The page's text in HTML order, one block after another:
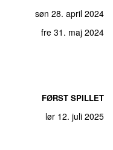
søn 28. april 2024
fre 31. maj 2024
FØRST SPILLET
lør 12. juli 2025